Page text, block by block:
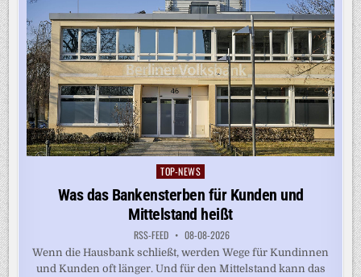
Posted
TOP-NEWS
Was das Bankensterben für Kunden und
Mittelstand heißt
RSS-FEED 08-08-2026
Wenn die Hausbank schließt, werden Wege für Kundinnen
und Kunden oft länger. Und für den Mittelstand kann das